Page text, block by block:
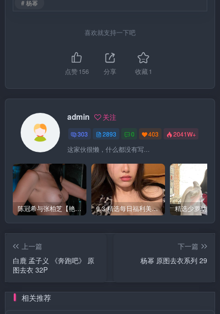
# 杨幂
喜欢就支持一下吧
点赞156 分享 收藏1
admin 关注
303 2893 0 403 2041W+
这家伙很懒，什么都没有写...
陈冠希与张柏芝【艳照门】图集 1 9.3 精选每日福利美图 极品
上一篇
白鹿 孟子义 《奔跑吧》 原
图去衣 32P
下一篇
杨幂 原图去衣系列 29
相关推荐